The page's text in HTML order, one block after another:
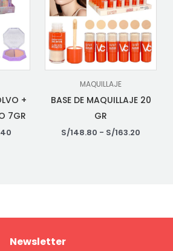
+
7GR
MAQUILLAJE
BASE DE MAQUILLAJE 20
GR
S/148.80 - S/163.20
Newsletter